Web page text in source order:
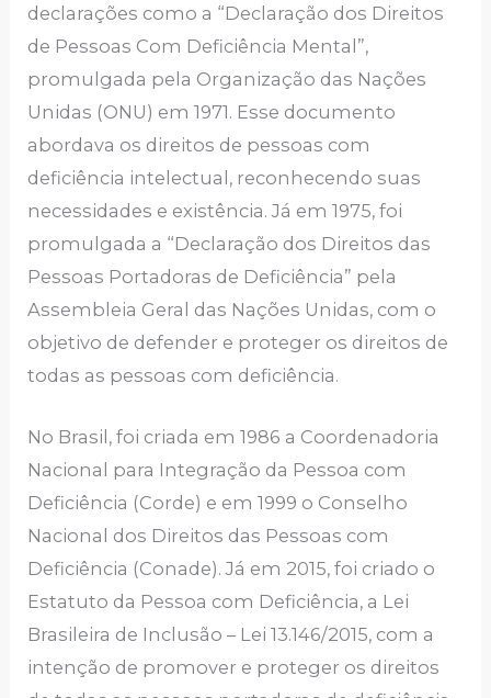
declarações como a “Declaração dos Direitos
de Pessoas Com Deficiência Mental”,
promulgada pela Organização das Nações
Unidas (ONU) em 1971. Esse documento
abordava os direitos de pessoas com
deficiência intelectual, reconhecendo suas
necessidades e existência. Já em 1975, foi
promulgada a “Declaração dos Direitos das
Pessoas Portadoras de Deficiência” pela
Assembleia Geral das Nações Unidas, com o
objetivo de defender e proteger os direitos de
todas as pessoas com deficiência.
No Brasil, foi criada em 1986 a Coordenadoria
Nacional para Integração da Pessoa com
Deficiência (Corde) e em 1999 o Conselho
Nacional dos Direitos das Pessoas com
Deficiência (Conade). Já em 2015, foi criado o
Estatuto da Pessoa com Deficiência, a Lei
Brasileira de Inclusão – Lei 13.146/2015, com a
intenção de promover e proteger os direitos